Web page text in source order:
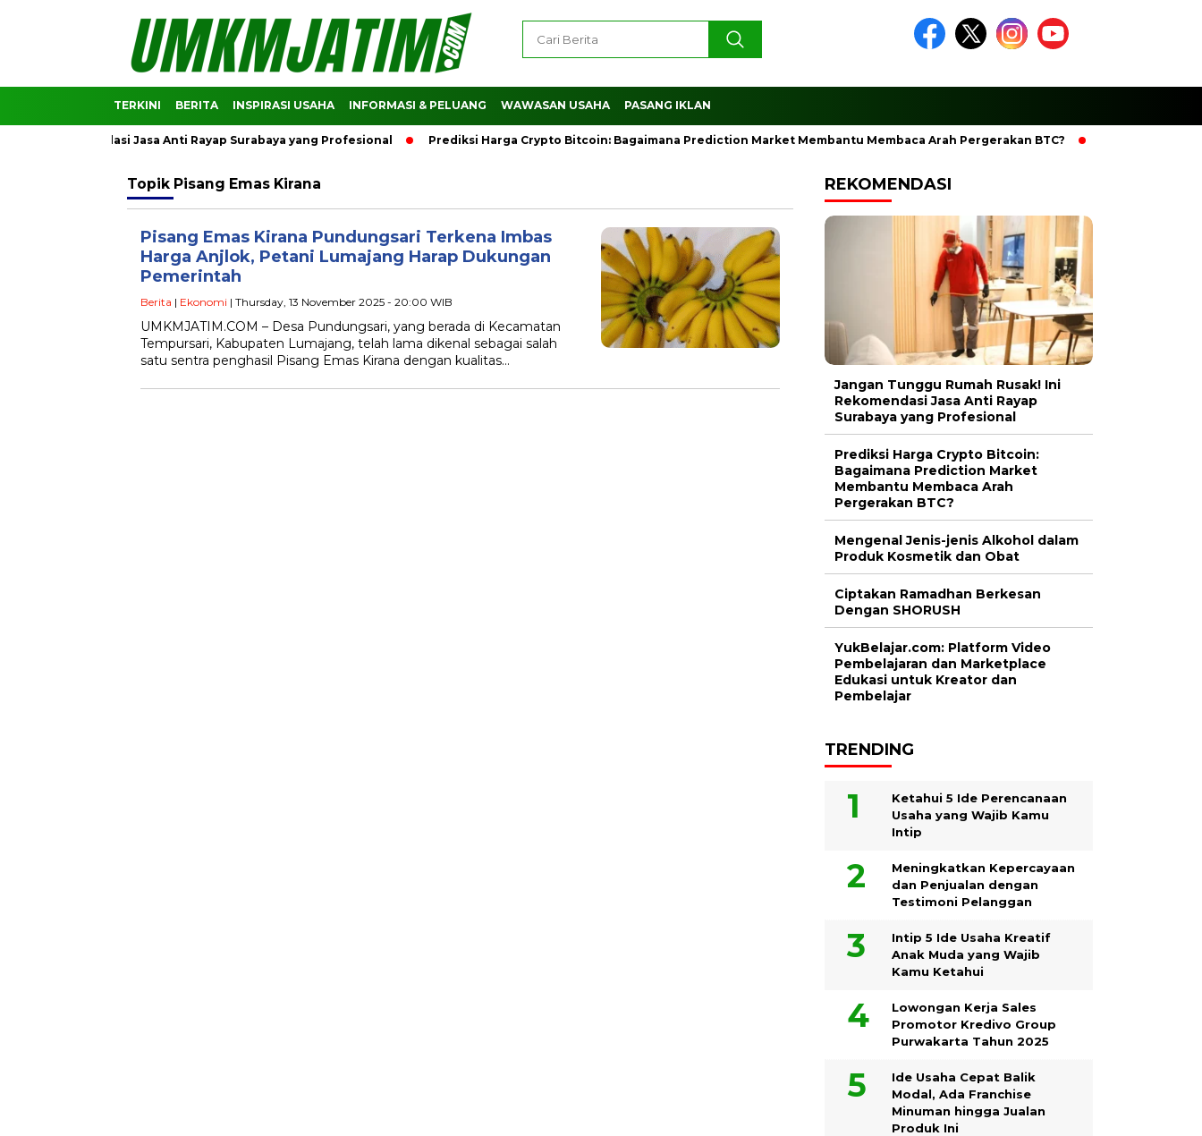
TERKINI BERITA INSPIRASI USAHA INFORMASI & PELUANG WAWASAN USAHA PASANG IKLAN
Ini Rekomendasi Jasa Anti Rayap Surabaya yang Profesional Prediksi Harga Crypto Bitcoin: Bagaimana Prediction Market Membantu Membaca Arah Pergerakan BTC? Ciptakan
Topik Pisang Emas Kirana
Pisang Emas Kirana Pundungsari Terkena Imbas
Harga Anjlok, Petani Lumajang Harap Dukungan
Pemerintah
Berita | Ekonomi | Thursday, 13 November 2025 - 20:00 WIB
UMKMJATIM.COM – Desa Pundungsari, yang berada di Kecamatan
Tempursari, Kabupaten Lumajang, telah lama dikenal sebagai salah
satu sentra penghasil Pisang Emas Kirana dengan kualitas…
REKOMENDASI
Jangan Tunggu Rumah Rusak! Ini
Rekomendasi Jasa Anti Rayap
Surabaya yang Profesional
Prediksi Harga Crypto Bitcoin:
Bagaimana Prediction Market
Membantu Membaca Arah
Pergerakan BTC?
Mengenal Jenis-jenis Alkohol dalam
Produk Kosmetik dan Obat
Ciptakan Ramadhan Berkesan
Dengan SHORUSH
YukBelajar.com: Platform Video
Pembelajaran dan Marketplace
Edukasi untuk Kreator dan
Pembelajar
TRENDING
Ketahui 5 Ide Perencanaan
Usaha yang Wajib Kamu
Intip
Meningkatkan Kepercayaan
dan Penjualan dengan
Testimoni Pelanggan
Intip 5 Ide Usaha Kreatif
Anak Muda yang Wajib
Kamu Ketahui
Lowongan Kerja Sales
Promotor Kredivo Group
Purwakarta Tahun 2025
Ide Usaha Cepat Balik
Modal, Ada Franchise
Minuman hingga Jualan
Produk Ini